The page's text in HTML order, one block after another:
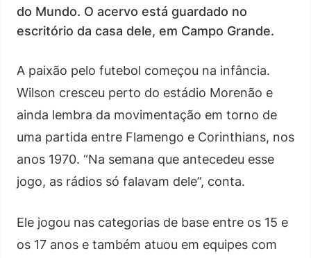
do Mundo. O acervo está guardado no
escritório da casa dele, em Campo Grande.
A paixão pelo futebol começou na infância.
Wilson cresceu perto do estádio Morenão e
ainda lembra da movimentação em torno de
uma partida entre Flamengo e Corinthians, nos
anos 1970. “Na semana que antecedeu esse
jogo, as rádios só falavam dele”, conta.
Ele jogou nas categorias de base entre os 15 e
os 17 anos e também atuou em equipes com